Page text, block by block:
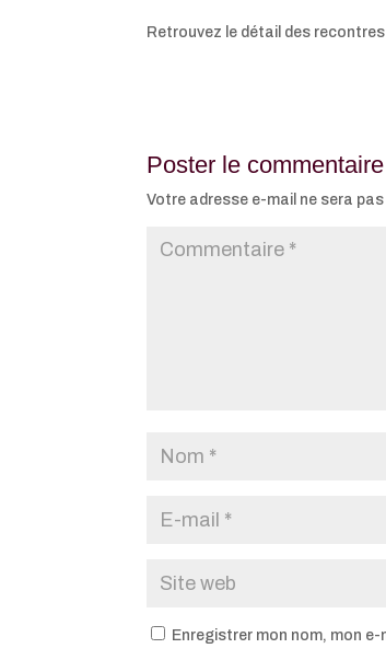
Retrouvez le détail des
Poster le commentaire
Votre adresse e-mail ne sera pas
Enregistrer mon nom, mon